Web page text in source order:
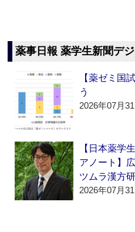
薬事日報 薬学生新聞デ
【薬ゼミ国
う
2026年07月
【日本薬学
アノート】
ツムラ漢方
2026年07月